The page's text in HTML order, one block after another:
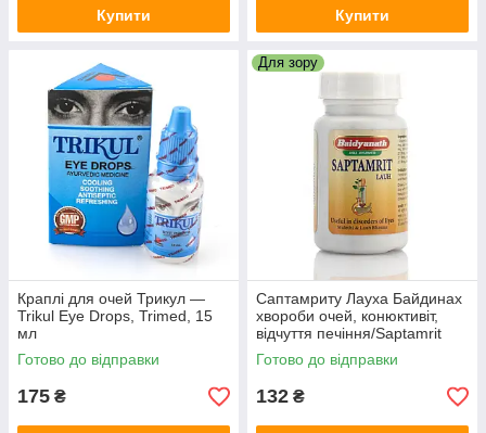
Купити Купити
Краплі для очей Трикул —
Trikul Eye Drops, Trimed, 15
мл
Готово до відправки
175 ₴
Для зору
Саптамриту Лауха Байдинах
хвороби очей, конюктивіт,
відчуття печіння/Saptamrit
Lauh, Baidyanath/40 таб
Готово до відправки
132 ₴